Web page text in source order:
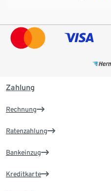
Zahlung
Rechnung
Ratenzahlung
Bankeinzug
Kreditkarte